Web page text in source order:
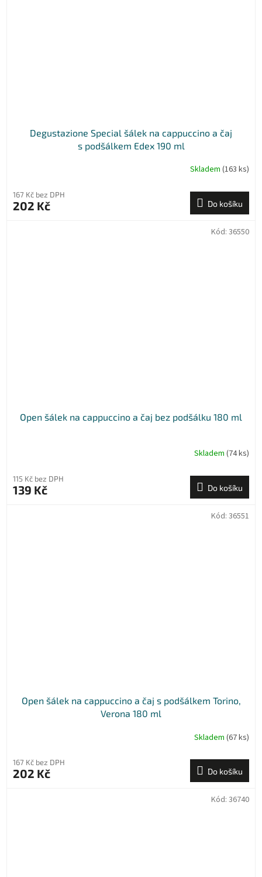
Degustazione Special šálek na cappuccino a čaj
s podšálkem Edex 190 ml
Skladem (163 ks)
167 Kč bez DPH
202 Kč Do košíku
Open šálek na cappuccino a čaj bez podšálku 180 ml
Skladem (74 ks)
115 Kč bez DPH
139 Kč Do košíku
Kód: 36550
Open šálek na cappuccino a čaj s podšálkem Torino,
Verona 180 ml
Skladem (67 ks)
167 Kč bez DPH
202 Kč Do košíku
Kód: 36551
Kód: 36740